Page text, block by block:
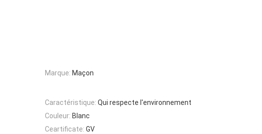
Marque: Maçon
Caractéristique: Qui respecte l'environnement
Couleur: Blanc
Ceartificate: GV